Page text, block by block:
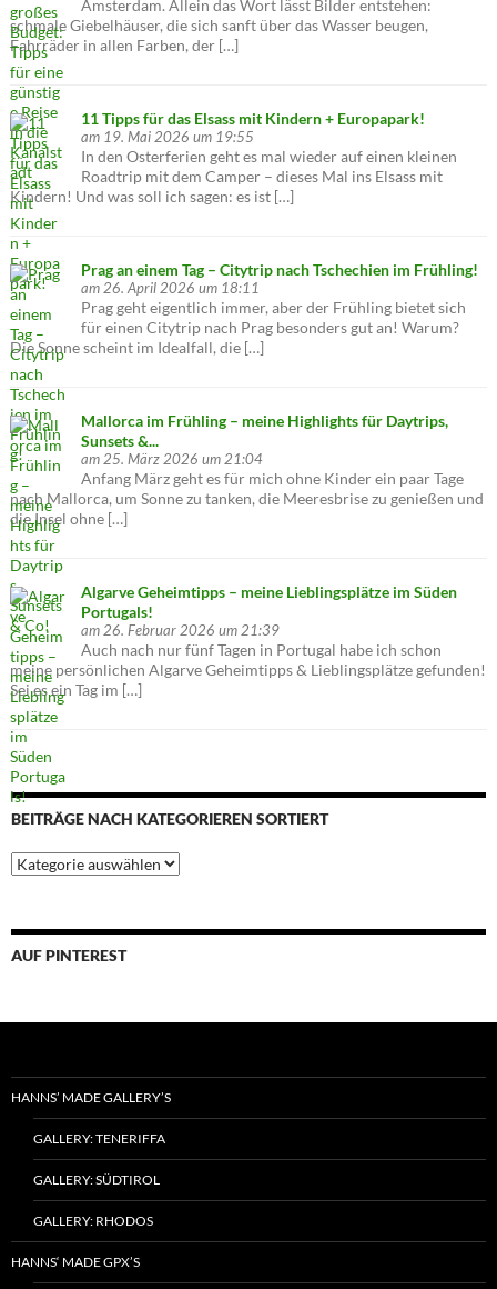
Amsterdam. Allein das Wort lässt Bilder entstehen:
schmale Giebelhäuser, die sich sanft über das Wasser beugen,
Fahrräder in allen Farben, der […]
11 Tipps für das Elsass mit Kindern + Europapark!
am 19. Mai 2026 um 19:55
In den Osterferien geht es mal wieder auf einen kleinen
Roadtrip mit dem Camper – dieses Mal ins Elsass mit
Kindern! Und was soll ich sagen: es ist […]
Prag an einem Tag – Citytrip nach Tschechien im Frühling!
am 26. April 2026 um 18:11
Prag geht eigentlich immer, aber der Frühling bietet sich
für einen Citytrip nach Prag besonders gut an! Warum?
Die Sonne scheint im Idealfall, die […]
Mallorca im Frühling – meine Highlights für Daytrips,
Sunsets &...
am 25. März 2026 um 21:04
Anfang März geht es für mich ohne Kinder ein paar Tage
nach Mallorca, um Sonne zu tanken, die Meeresbrise zu genießen und
die Insel ohne […]
Algarve Geheimtipps – meine Lieblingsplätze im Süden
Portugals!
am 26. Februar 2026 um 21:39
Auch nach nur fünf Tagen in Portugal habe ich schon
meine persönlichen Algarve Geheimtipps & Lieblingsplätze gefunden!
Sei es ein Tag im […]
BEITRÄGE NACH KATEGORIEREN SORTIERT
Beiträge
nach
AUF PINTEREST
HANNS’ MADE GALLERY’S
GALLERY: TENERIFFA
GALLERY: SÜDTIROL
GALLERY: RHODOS
HANNS‘ MADE GPX’S